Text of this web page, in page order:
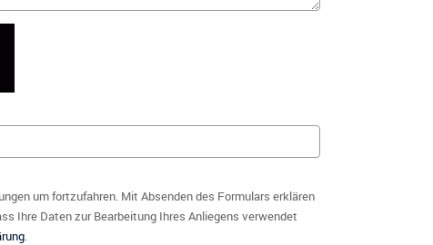
um fortzufahren. Mit Absenden des Formulars erklären
Ihre Daten zur Bearbeitung Ihres Anliegens verwendet
.